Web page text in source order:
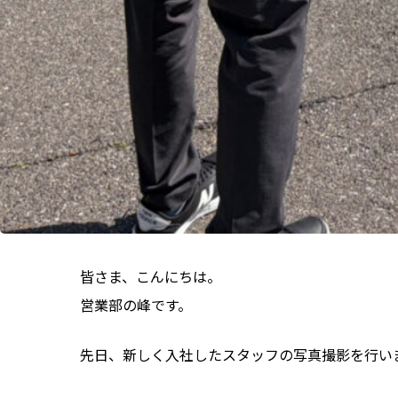
皆さま、こんにちは。
営業部の峰です。
先日、新しく入社したスタッフの写真撮影を行い